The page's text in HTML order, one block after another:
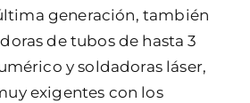
generación, también
de tubos de hasta 3
y soldadoras láser,
exigentes con los